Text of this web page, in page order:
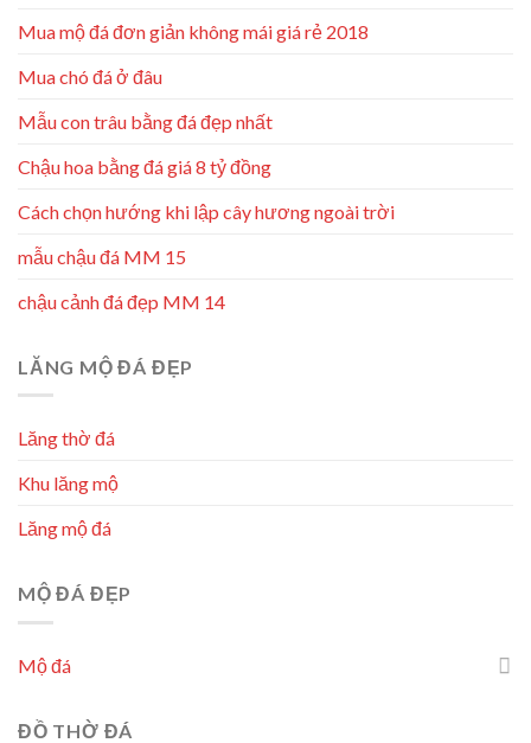
Mua mộ đá đơn giản không mái giá rẻ 2018
Mua chó đá ở đâu
Mẫu con trâu bằng đá đẹp nhất
Chậu hoa bằng đá giá 8 tỷ đồng
Cách chọn hướng khi lập cây hương ngoài trời
mẫu chậu đá MM 15
chậu cảnh đá đẹp MM 14
LĂNG MỘ ĐÁ ĐẸP
Lăng thờ đá
Khu lăng mộ
Lăng mộ đá
MỘ ĐÁ ĐẸP
Mộ đá
ĐỒ THỜ ĐÁ